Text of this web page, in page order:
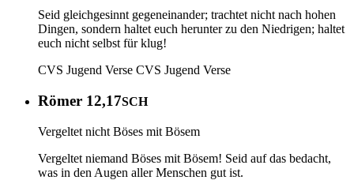
Seid gleichgesinnt gegeneinander; trachtet nicht nach hohen
Dingen, sondern haltet euch herunter zu den Niedrigen; haltet
euch nicht selbst für klug!
CVS Jugend Verse CVS Jugend Verse
Römer 12,17SCH
Vergeltet nicht Böses mit Bösem
Vergeltet niemand Böses mit Bösem! Seid auf das bedacht,
was in den Augen aller Menschen gut ist.